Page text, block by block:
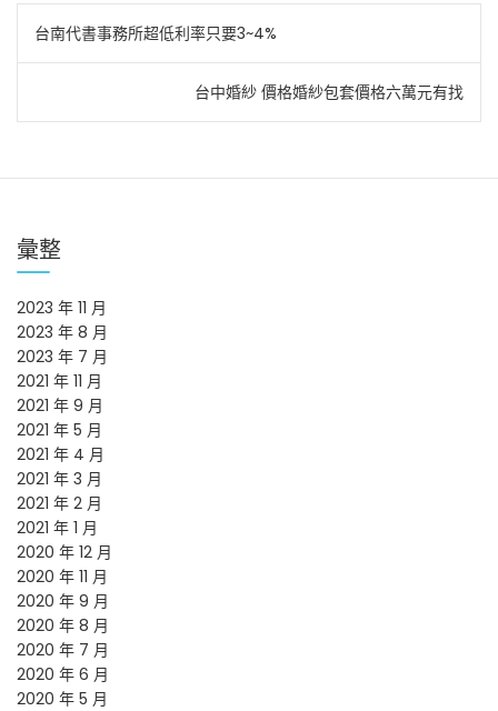
文
章
導
覽
台南代書事務所超低利率只要3~4%
台中婚紗 價格婚紗包套價格六萬元有找
彙整
2023 年 11 月
2023 年 8 月
2023 年 7 月
2021 年 11 月
2021 年 9 月
2021 年 5 月
2021 年 4 月
2021 年 3 月
2021 年 2 月
2021 年 1 月
2020 年 12 月
2020 年 11 月
2020 年 9 月
2020 年 8 月
2020 年 7 月
2020 年 6 月
2020 年 5 月